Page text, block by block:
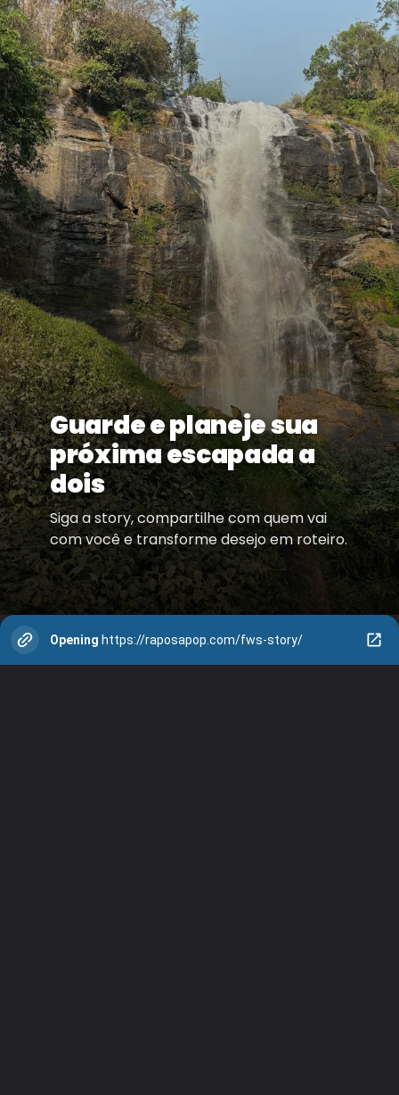
Guarde e planeje sua
próxima escapada a
dois
Siga a story, compartilhe com quem vai
com você e transforme desejo em roteiro.
Opening https://raposapop.com/fws-story/